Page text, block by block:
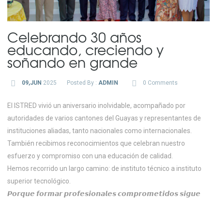
Celebrando 30 años
educando, creciendo y
soñando en grande
09,JUN 2025 Posted By : ADMIN 0 Comments
El ISTRED vivió un aniversario inolvidable, acompañado por
autoridades de varios cantones del Guayas y representantes de
instituciones aliadas, tanto nacionales como internacionales.
También recibimos reconocimientos que celebran nuestro
esfuerzo y compromiso con una educación de calidad.
Hemos recorrido un largo camino: de instituto técnico a instituto
superior tecnológico.
𝙋𝙤𝙧𝙦𝙪𝙚 𝙛𝙤𝙧𝙢𝙖𝙧 𝙥𝙧𝙤𝙛𝙚𝙨𝙞𝙤𝙣𝙖𝙡𝙚𝙨 𝙘𝙤𝙢𝙥𝙧𝙤𝙢𝙚𝙩𝙞𝙙𝙤𝙨 𝙨𝙞𝙜𝙪𝙚